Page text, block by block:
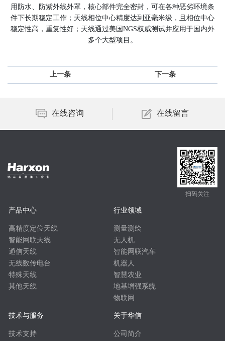
用防水、防紫外线外罩，核心部件完全密封，可在各种恶劣环境条
件下长期稳定工作；天线相位中心精度达到亚毫米级，且相位中心
稳定性高，重复性好；天线通过美国NGS权威测试并应用于国内外
多个大型项目。
上一条 下一条
在线咨询 在线留言
扫码关注
产品中心
高精度定位天线
智能网联天线
通信天线
无线数传电台
特殊天线
其他天线
行业领域
测量测绘
无人机
智能网联汽车
机器人
智慧农业
地基增强系统
物联网
技术与服务
技术支持
关于华信
公司简介